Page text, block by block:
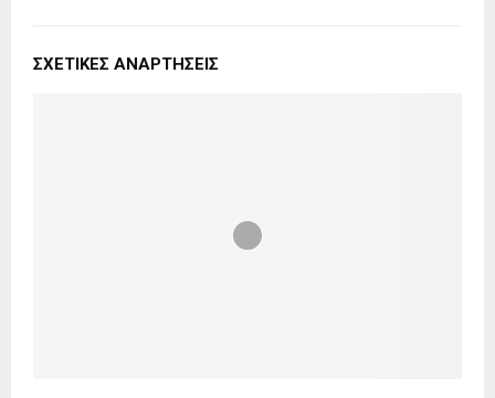
ΣΧΕΤΙΚΈΣ ΑΝΑΡΤΉΣΕΙΣ